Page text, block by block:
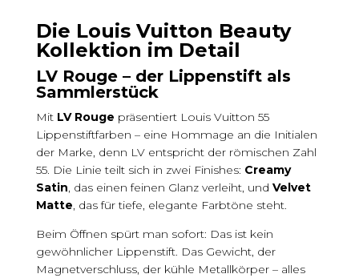
Die Louis Vuitton Beauty
Kollektion im Detail
LV Rouge – der Lippenstift als
Sammlerstück
Mit LV Rouge präsentiert Louis Vuitton 55
Lippenstiftfarben – eine Hommage an die Initialen
der Marke, denn LV entspricht der römischen Zahl
55. Die Linie teilt sich in zwei Finishes: Creamy
Satin, das einen feinen Glanz verleiht, und Velvet
Matte, das für tiefe, elegante Farbtöne steht.
Beim Öffnen spürt man sofort: Das ist kein
gewöhnlicher Lippenstift. Das Gewicht, der
Magnetverschluss, der kühle Metallkörper – alles